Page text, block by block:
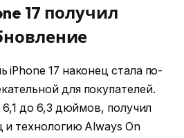
17 получил
iPhone 17 наконец стала по-
для покупателей.
6,1 до 6,3 дюймов, получил
и технологию Always On